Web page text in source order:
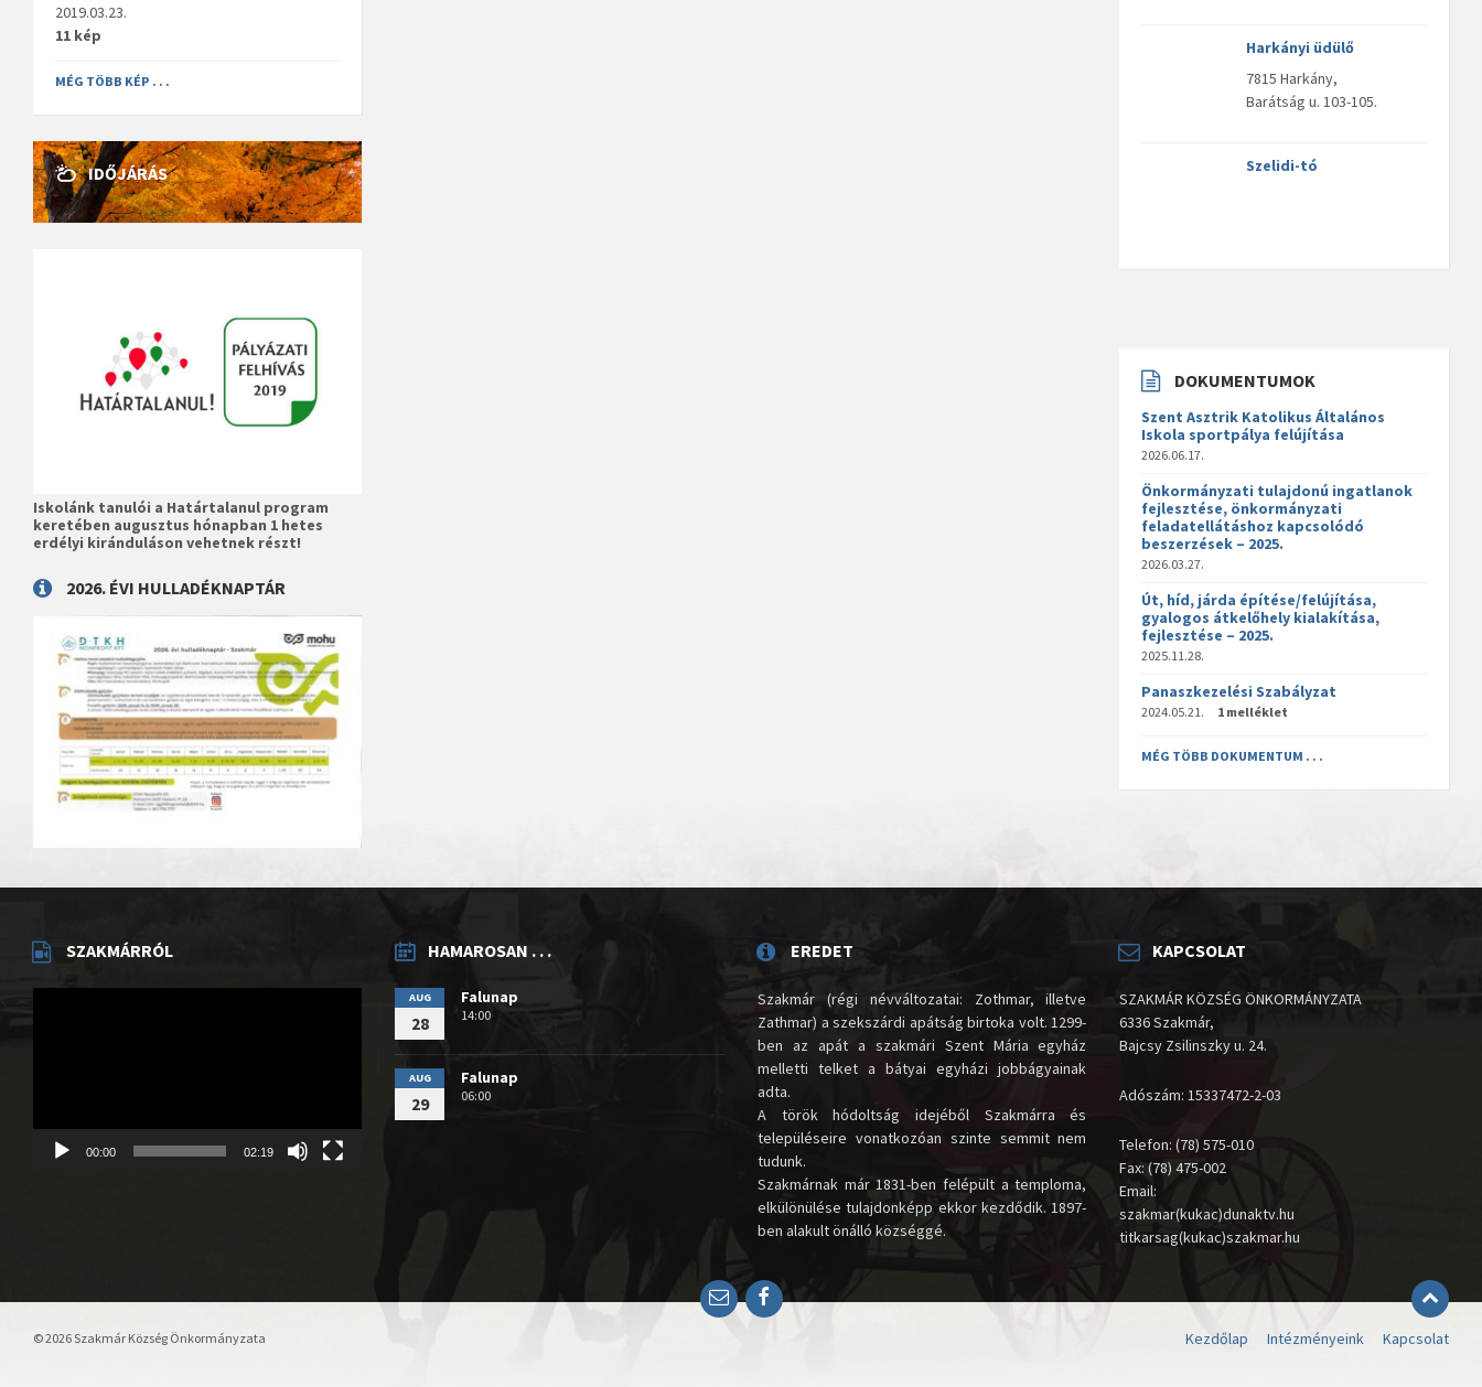
2019.03.23.
11 kép
MÉG TÖBB KÉP . . .
IDŐJÁRÁS
Iskolánk tanulói a Határtalanul program
keretében augusztus hónapban 1 hetes
erdélyi kiránduláson vehetnek részt!
2026. ÉVI HULLADÉKNAPTÁR
Harkányi üdülő
7815 Harkány,
Barátság u. 103-105.
Szelidi-tó
DOKUMENTUMOK
Szent Asztrik Katolikus Általános
Iskola sportpálya felújítása
2026.06.17.
Önkormányzati tulajdonú ingatlanok
fejlesztése, önkormányzati
feladatellátáshoz kapcsolódó
beszerzések – 2025.
2026.03.27.
Út, híd, járda építése/felújítása,
gyalogos átkelőhely kialakítása,
fejlesztése – 2025.
2025.11.28.
Panaszkezelési Szabályzat
2024.05.21. 1 melléklet
MÉG TÖBB DOKUMENTUM . . .
SZAKMÁRRÓL
00:00 02:19
HAMAROSAN . . .
AUG
28
Falunap
14:00
AUG
29
Falunap
06:00
EREDET
Szakmár (régi névváltozatai: Zothmar, illetve
Zathmar) a szekszárdi apátság birtoka volt. 1299-
ben az apát a szakmári Szent Mária egyház
melletti telket a bátyai egyházi jobbágyainak
adta.
A török hódoltság idejéből Szakmárra és
településeire vonatkozóan szinte semmit nem
tudunk.
Szakmárnak már 1831-ben felépült a temploma,
elkülönülése tulajdonképp ekkor kezdődik. 1897-
ben alakult önálló községgé.
KAPCSOLAT
SZAKMÁR KÖZSÉG ÖNKORMÁNYZATA
6336 Szakmár,
Bajcsy Zsilinszky u. 24.
Adószám: 15337472-2-03
Telefon: (78) 575-010
Fax: (78) 475-002
Email:
szakmar(kukac)dunaktv.hu
titkarsag(kukac)szakmar.hu
EmailFacebook
Kezdőlap Intézményeink Kapcsolat
© 2026 Szakmár Község Önkormányzata